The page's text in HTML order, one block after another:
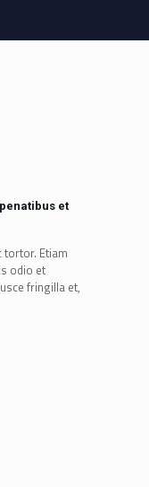
et
tortor. Etiam
odio et
fringilla et,